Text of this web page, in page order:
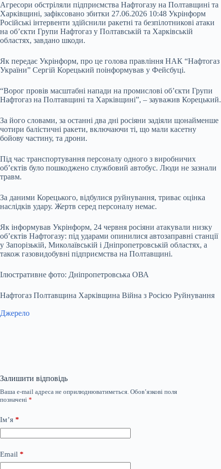
Агресори обстріляли підприємства Нафтогазу на Полтавщині та
Харківщині, зафіксовано збитки 27.06.2026 10:48 Укрінформ
Російські інтервенти здійснили ракетні та безпілотникові атаки
на об’єкти Групи Нафтогаз у Полтавській та Харківській
областях, завдано шкоди.
Як передає Укрінформ, про це голова правління НАК “Нафтогаз
України” Сергій Корецький поінформував у Фейсбуці.
“Ворог провів масштабні напади на промислові об’єкти Групи
Нафтогаз на Полтавщині та Харківщині”, – зауважив Корецький.
За його словами, за останні два дні росіяни задіяли щонайменше
чотири балістичні ракети, включаючи ті, що мали касетну
бойову частину, та дрони.
Під час транспортування персоналу одного з виробничих
об’єктів було пошкоджено службовий автобус. Люди не зазнали
травм.
За даними Корецького, відбулися руйнування, триває оцінка
наслідків удару. Жертв серед персоналу немає.
Як інформував Укрінформ, 24 червня росіяни атакували низку
об’єктів Нафтогазу: під ударами опинилися автозаправні станції
у Запорізькій, Миколаївській і Дніпропетровській областях, а
також газовидобувні підприємства на Полтавщині.
Ілюстративне фото: Дніпропетровська ОВА
Нафтогаз Полтавщина Харківщина Війна з Росією Руйнування
Джерело
Залишити відповідь
Ваша e-mail адреса не оприлюднюватиметься. Обов’язкові поля
позначені *
Ім’я *
Email *